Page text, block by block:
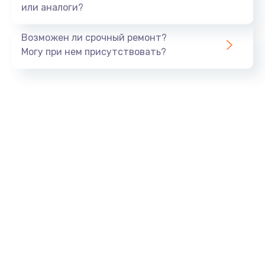
или аналоги?
Возможен ли срочный ремонт?
Могу при нем присутствовать?